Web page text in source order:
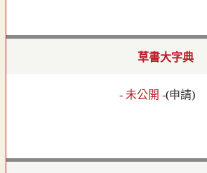
草書大字典
- 未公開 -(申請)